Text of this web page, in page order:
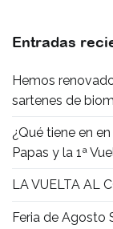
Entradas
Hemos
sartenes de
¿Qué tiene en
Papas y la 1ª
LA VUELTA AL
Feria de Agosto